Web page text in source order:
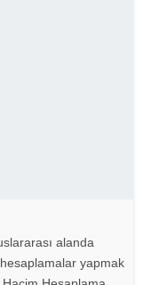
alanda
yapmak